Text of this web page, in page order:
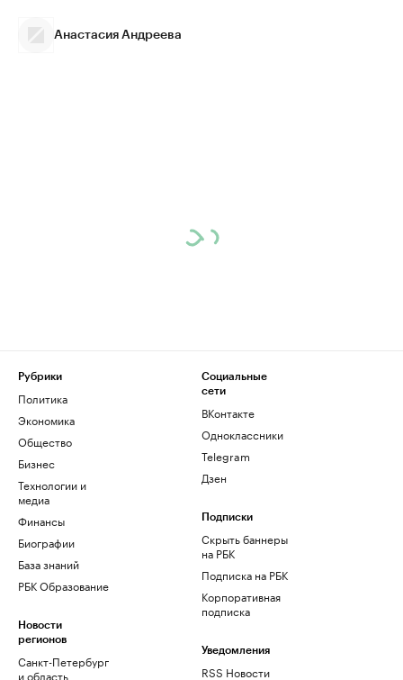
Анастасия Андреева
Рубрики
Политика
Экономика
Общество
Бизнес
Технологии и
медиа
Финансы
Биографии
База знаний
РБК Образование
Новости
регионов
Санкт-Петербург
и область
Социальные
сети
ВКонтакте
Одноклассники
Telegram
Дзен
Подписки
Скрыть баннеры
на РБК
Подписка на РБК
Корпоративная
подписка
Уведомления
RSS Новости